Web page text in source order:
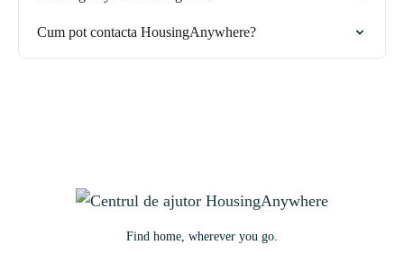
Cum pot contacta HousingAnywhere?
Find home, wherever you go.